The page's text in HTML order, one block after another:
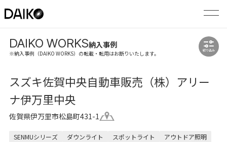
DAIKO WORKS納入事例
※納入事例（DAIKO WORKS）の転載・転用はお断りいたします。 絞り込み
スズキ佐賀中央自動車販売（株）アリー
ナ伊万里中央
佐賀県伊万里市松島町431-1
SENMUシリーズ ダウンライト スポットライト
アウトドア照明